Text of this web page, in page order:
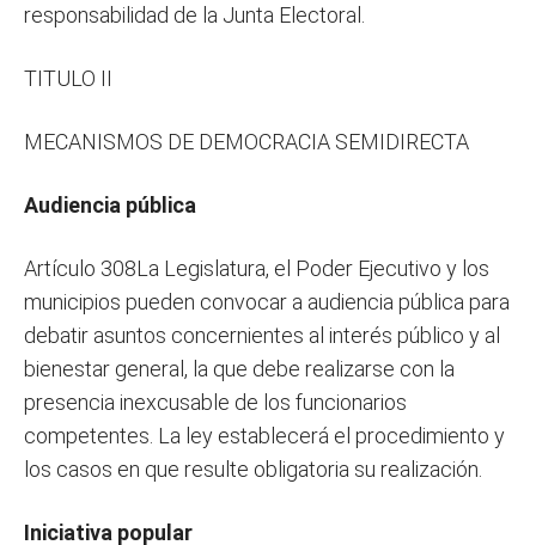
responsabilidad de la Junta Electoral.
TITULO II
MECANISMOS DE DEMOCRACIA SEMIDIRECTA
Audiencia pública
Artículo 308La Legislatura, el Poder Ejecutivo y los
municipios pueden convocar a audiencia pública para
debatir asuntos concernientes al interés público y al
bienestar general, la que debe realizarse con la
presencia inexcusable de los funcionarios
competentes. La ley establecerá el procedimiento y
los casos en que resulte obligatoria su realización.
Iniciativa popular